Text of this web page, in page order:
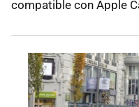
compatible con Apple